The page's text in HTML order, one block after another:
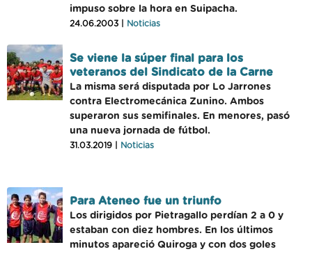
impuso sobre la hora en Suipacha.
24.06.2003 | Noticias
Se viene la súper final para los
veteranos del Sindicato de la Carne
La misma será disputada por Lo Jarrones
contra Electromecánica Zunino. Ambos
superaron sus semifinales. En menores, pasó
una nueva jornada de fútbol.
31.03.2019 | Noticias
Para Ateneo fue un triunfo
Los dirigidos por Pietragallo perdían 2 a 0 y
estaban con diez hombres. En los últimos
minutos apareció Quiroga y con dos goles